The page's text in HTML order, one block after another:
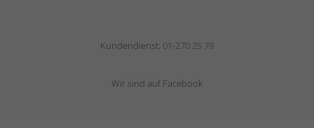
Kundendienst: 01-270 25 79
Wir sind auf Facebook